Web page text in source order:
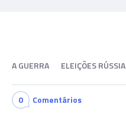
A GUERRA ELEIÇÕES RÚSSIA
0 Comentários